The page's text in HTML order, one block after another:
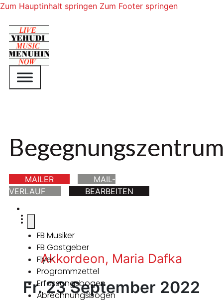
Zum Hauptinhalt springen Zum Footer springen
MAILER
MAIL-
VERLAUF
BEARBEITEN
FB Musiker
FB Gastgeber
Flyer
Programmzettel
Erfassungsbogen
Abrechnungsbogen
Akkordeon, Maria Dafka
Fr. 23 September 2022